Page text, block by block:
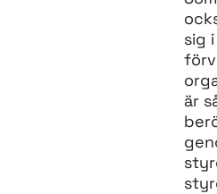
sig
är